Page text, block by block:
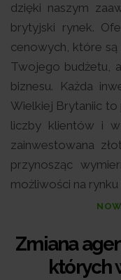
dzięki naszym
brytyjski rynek.
cenowych, które
Twojego budżetu,
biznesu. Każda
Wielkiej Brytaniic
liczby klientów i
zainwestowana
przynosząc
możliwości na
Zmiana
których